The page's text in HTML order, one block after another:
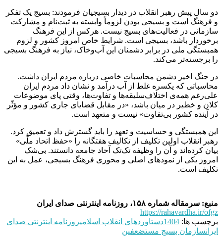
دو سال پیش رهبر انقلاب در دیدار بسیجیان فرمودند: بسیج یک تفکر
و فرهنگ است و بسیجی بودن لزوماً وابسته به ثبت‌نام و مشارکت
سازمانی در فعالیت‌های بسیج نیست. هرکس از این فرهنگ
برخوردار باشد، بسیجی است. شرایط خاص امروز کشور و لزوم
همبستگی ملی در برابر دشمنان این آب‌وخاک، نیاز به فرهنگ بسیجی
را برجسته‌تر می‌کند.
در جنگ اخیر دشمن محاسبات خاصی درباره مردم ایران داشت.
محاسباتی که یکسره غلط از آب درآمد و نشان داد مردم ایران
علی‌رغم همه‌ی اختلاف‌سلیقه‌ها و تفاوت‌ها، وقتی پای موضوعات
کلان و خطیر در میان باشد، «در مقابل قضایای جاری کشور و مؤثّر
در آینده‌ کشور بی‌تفاوت» نیست و متعهد است.
این همبستگی و حساسیت و تعهد را باید گسترش داد و تعمیق کرد.
رهبر انقلاب اولین تکلیف از تکالیف هفتگانه را «حفظ اتحاد ملّی»
بیان کرده‌اند و آن را وظیفه تک‌تک آحاد جامعه دانستند. بی‌شک
امروز یکی از نمودهای اصلی و محوری فرهنگ بسیجی، عمل به این
تکلیف است.
منبع: سرمقاله شماره ۱۵۸، روزنامه اینترنتی صدای ایران
https://rahavardha.ir/ofgz
برچسب ها: 1404دستاوردهای انقلاب اسلامیروزنامه اینترنتی صدای
ایرانسازمان بسیج مستضعفین